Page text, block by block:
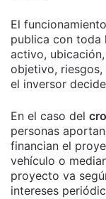
El
publica con toda
activo,
objetivo,
el inversor
En el caso del
personas
financian el
vehículo o
proyecto va
intereses